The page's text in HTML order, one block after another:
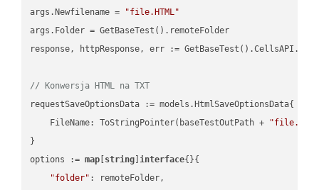
args.Newfilename =
"file.HTML"
args.Folder = GetBaseTest().remoteFolder
response, httpResponse, err :=
// Konwersja HTML na TXT
requestSaveOptionsData := models.HtmlSaveOptionsData{
    FileName: ToStringPointer(baseTestOutPath +
}
options := map string ]interface{}{
"folder" : remoteFolder,